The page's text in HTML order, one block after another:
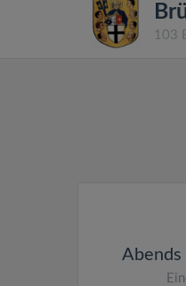
103
Abends